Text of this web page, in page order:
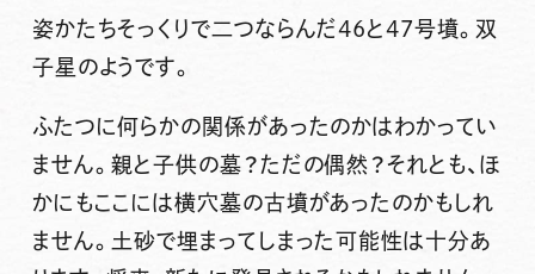
姿かたちそっくりで二つならんだ46と47号墳。双
子星のようです。
ふたつに何らかの関係があったのかはわかってい
ません。親と子供の墓？ただの偶然？それとも、ほ
かにもここには横穴墓の古墳があったのかもしれ
ません。土砂で埋まってしまった可能性は十分あ